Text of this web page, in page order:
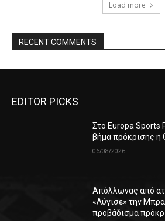
Load more
RECENT COMMENTS
EDITOR PICKS
Στο Europa Sports
βήμα πρόκρισης η
06/08/2026
Απόλλωνας από
«Λύγισε» την
προβάδισμα